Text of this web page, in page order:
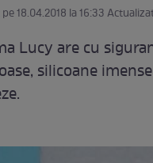
18.04.2018 la 16:33
Lucy are cu
silicoane